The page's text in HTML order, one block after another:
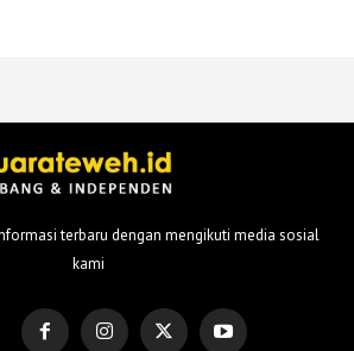
terbaru dengan mengikuti media sosial
kami